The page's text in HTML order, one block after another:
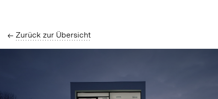
Zurück zur Übersicht